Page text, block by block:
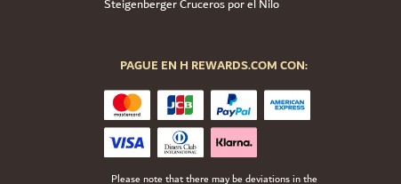
Steigenberger Cruceros por el Nilo
PAGUE EN H REWARDS.COM CON:
Please note that there may be deviations in the